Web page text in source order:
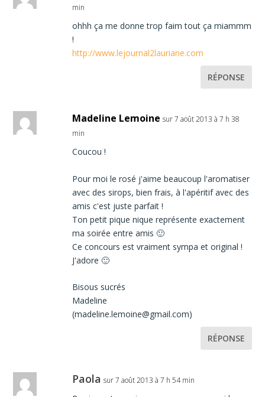
min
ohhh ça me donne trop faim tout ça miammm
!
http://www.lejournal2lauriane.com
RÉPONSE
Madeline Lemoine sur 7 août 2013 à 7 h 38
min
Coucou !
Pour moi le rosé j'aime beaucoup l'aromatiser
avec des sirops, bien frais, à l'apéritif avec des
amis c'est juste parfait !
Ton petit pique nique représente exactement
ma soirée entre amis 🙂
Ce concours est vraiment sympa et original !
J'adore 🙂
Bisous sucrés
Madeline
(madeline.lemoine@gmail.com)
RÉPONSE
Paola sur 7 août 2013 à 7 h 54 min